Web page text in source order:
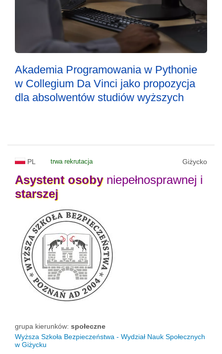
Akademia Programowania w Pythonie
w Collegium Da Vinci jako propozycja
dla absolwentów studiów wyższych
PL trwa rekrutacja Giżycko
Asystent osobyniepełnosprawnej i
starszej
grupa kierunków: społeczne
Wyższa Szkoła Bezpieczeństwa - Wydział Nauk Społecznych
w Giżycku